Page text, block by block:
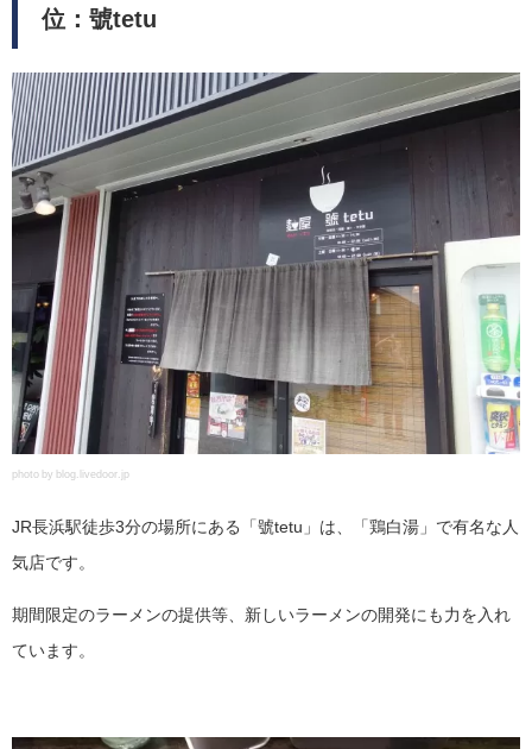
位：號tetu
photo by blog.livedoor.jp
JR長浜駅徒歩3分の場所にある「號tetu」は、「鶏白湯」で有名な人
気店です。
期間限定のラーメンの提供等、新しいラーメンの開発にも力を入れ
ています。